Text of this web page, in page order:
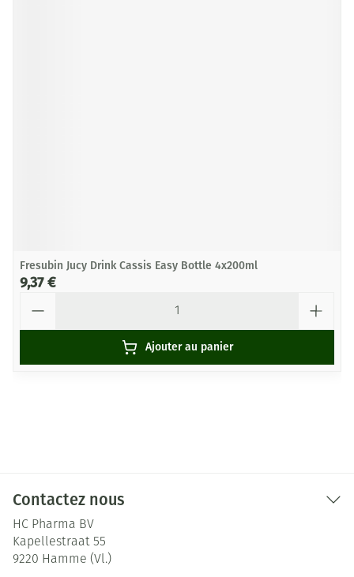
Fresubin Jucy Drink Cassis Easy Bottle 4x200ml
9,37 €
Ajouter au panier
Contactez nous
HC Pharma BV
Kapellestraat 55
9220 Hamme (Vl.)